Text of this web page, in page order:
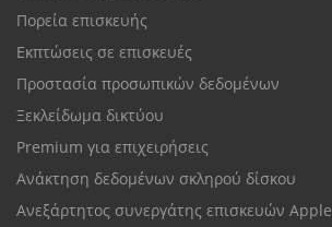
Πορεία επισκευής
Εκπτώσεις σε επισκευές
Προστασία προσωπικών δεδομένων
Ξεκλείδωμα δικτύου
Premium για επιχειρήσεις
Ανάκτηση δεδομένων σκληρού δίσκου
Ανεξάρτητος συνεργάτης επισκευών Apple